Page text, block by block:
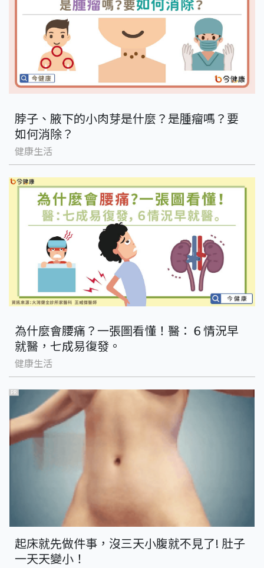
脖子、腋下的小肉芽是什麼？是腫瘤嗎？要
如何消除？
健康生活
為什麼會腰痛？一張圖看懂！醫：６情況早
就醫，七成易復發。
健康生活
PR
起床就先做件事，沒三天小腹就不見了! 肚子
一天天變小！